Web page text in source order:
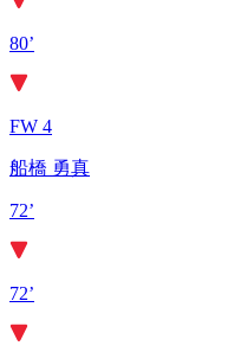
80’
FW 4
船橋 勇真
72’
72’